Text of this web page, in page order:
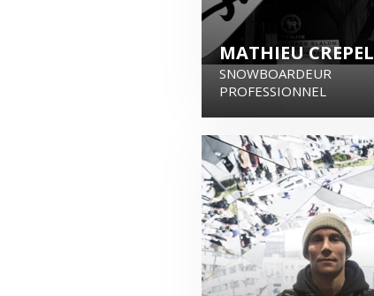
MATHIEU CREPEL
SNOWBOARDEUR
PROFESSIONNEL